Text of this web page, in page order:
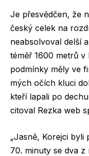
Je přesvědčen, že
český celek na
neabsolvoval delší
téměř 1600 metrů v
podmínky měly ve
mých očích kluci
kteří lapali po
citoval Rezka web
„Jasně, Korejci
70. minuty se dva